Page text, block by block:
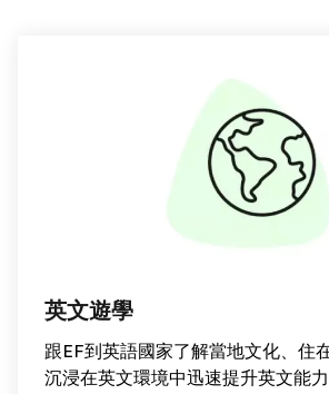
英文遊學
跟EF到英語國家了解當地文化、住
沉浸在英文環境中迅速提升英文能力